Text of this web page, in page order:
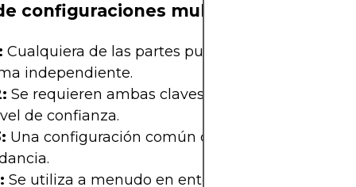
configuraciones multifirma
Cualquiera de las partes puede autorizar
independiente.
Se requieren ambas claves para firmar. Se
de confianza.
Una configuración común que equilibra la
Se utiliza a menudo en entornos corporativos